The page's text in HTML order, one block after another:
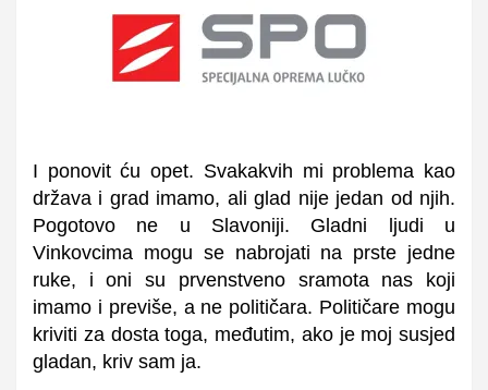
I ponovit ću opet. Svakakvih mi problema kao
država i grad imamo, ali glad nije jedan od njih.
Pogotovo ne u Slavoniji. Gladni ljudi u
Vinkovcima mogu se nabrojati na prste jedne
ruke, i oni su prvenstveno sramota nas koji
imamo i previše, a ne političara. Političare mogu
kriviti za dosta toga, međutim, ako je moj susjed
gladan, kriv sam ja.